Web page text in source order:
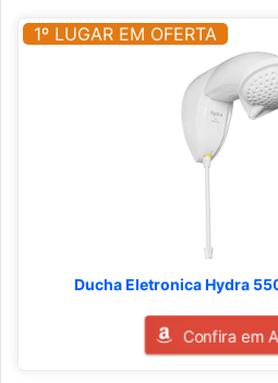
1º LUGAR EM OFERTA
Ducha Eletronica Hydra
Confira em